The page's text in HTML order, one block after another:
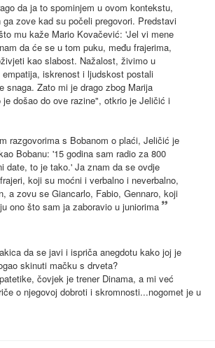
da ja to spominjem u ovom kontekstu,
ga zove kad su počeli pregovori. Predstavi
mu kaže Mario Kovačević: 'Jel vi mene
da će se u tom puku, među frajerima,
kao slabost. Nažalost, živimo u
iskrenost i ljudskost postali
snaga. Zato mi je drago zbog Marija
došao do ove razine", otkrio je Jeličić i
razgovorima s Bobanom o plaći, Jeličić je
Bobanu: '15 godina sam radio za 800
date, to je tako.' Ja znam da se ovdje
koji su moćni i verbalno i neverbalno,
a zovu se Giancarlo, Fabio, Gennaro, koji
ono što sam ja zaboravio u juniorima
da se javi i ispriča anegdotu kako joj je
skinuti mačku s drveta?
čovjek je trener Dinama, a mi već
o njegovoj dobroti i skromnosti...nogomet je u